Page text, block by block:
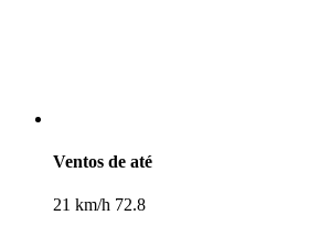
Ventos de até
21 km/h 72.8